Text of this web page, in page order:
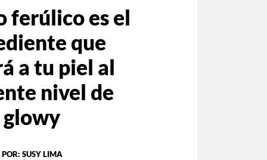
ferúlico es el
que
a tu piel al
nivel de
glowy
POR: SUSY LIMA